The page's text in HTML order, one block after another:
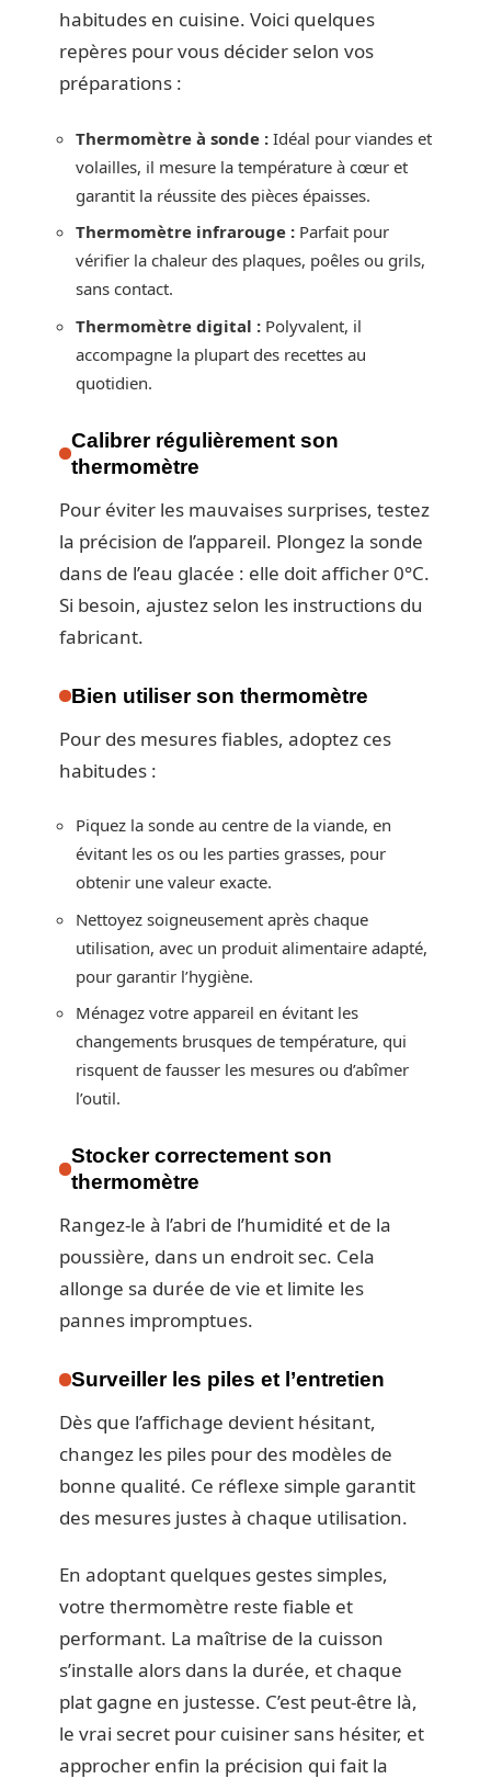
habitudes en cuisine. Voici quelques
repères pour vous décider selon vos
préparations :
Thermomètre à sonde : Idéal pour viandes et
volailles, il mesure la température à cœur et
garantit la réussite des pièces épaisses.
Thermomètre infrarouge : Parfait pour
vérifier la chaleur des plaques, poêles ou grils,
sans contact.
Thermomètre digital : Polyvalent, il
accompagne la plupart des recettes au
quotidien.
Calibrer régulièrement son
thermomètre
Pour éviter les mauvaises surprises, testez
la précision de l’appareil. Plongez la sonde
dans de l’eau glacée : elle doit afficher 0°C.
Si besoin, ajustez selon les instructions du
fabricant.
Bien utiliser son thermomètre
Pour des mesures fiables, adoptez ces
habitudes :
Piquez la sonde au centre de la viande, en
évitant les os ou les parties grasses, pour
obtenir une valeur exacte.
Nettoyez soigneusement après chaque
utilisation, avec un produit alimentaire adapté,
pour garantir l’hygiène.
Ménagez votre appareil en évitant les
changements brusques de température, qui
risquent de fausser les mesures ou d’abîmer
l’outil.
Stocker correctement son
thermomètre
Rangez-le à l’abri de l’humidité et de la
poussière, dans un endroit sec. Cela
allonge sa durée de vie et limite les
pannes impromptues.
Surveiller les piles et l’entretien
Dès que l’affichage devient hésitant,
changez les piles pour des modèles de
bonne qualité. Ce réflexe simple garantit
des mesures justes à chaque utilisation.
En adoptant quelques gestes simples,
votre thermomètre reste fiable et
performant. La maîtrise de la cuisson
s’installe alors dans la durée, et chaque
plat gagne en justesse. C’est peut-être là,
le vrai secret pour cuisiner sans hésiter, et
approcher enfin la précision qui fait la